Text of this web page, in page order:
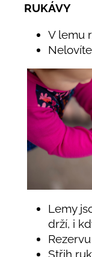
RUKÁVY
V lemu
Lemy
drží, i
Střih